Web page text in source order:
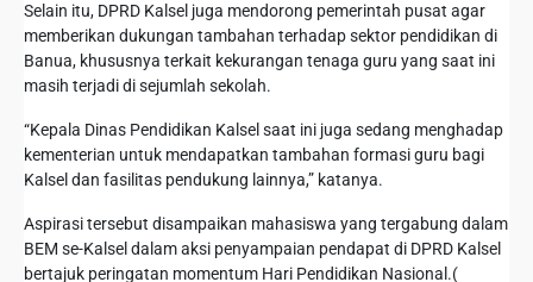
Selain itu, DPRD Kalsel juga mendorong pemerintah pusat agar
memberikan dukungan tambahan terhadap sektor pendidikan di
Banua, khususnya terkait kekurangan tenaga guru yang saat ini
masih terjadi di sejumlah sekolah.
“Kepala Dinas Pendidikan Kalsel saat ini juga sedang menghadap
kementerian untuk mendapatkan tambahan formasi guru bagi
Kalsel dan fasilitas pendukung lainnya,” katanya.
Aspirasi tersebut disampaikan mahasiswa yang tergabung dalam
BEM se-Kalsel dalam aksi penyampaian pendapat di DPRD Kalsel
bertajuk peringatan momentum Hari Pendidikan Nasional.(